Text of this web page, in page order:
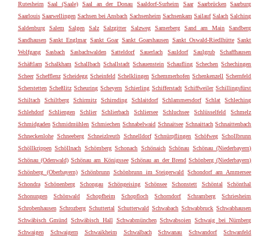
Rutesheim
Saal (Saale) Saal an der Donau Saaldorf-Surheim Saar Saarbrücken
Saarburg
Saarlouis Saarwellingen Sachsen bei Ansbach Sachsenheim Sachsenkam Sailauf Salach Salching
Saldenburg
Salem Salgen Salz Salzgitter Salzweg Samerberg Sand am Main
Sandberg
Sandhausen Sankt Englmar Sankt Goar Sankt Goarshausen Sankt Oswald-Riedlhütte Sankt
Wolfgang
Sasbach Sasbachwalden Satteldorf Sauerlach Sauldorf Saulgrub
Schaffhausen
Schäftlarn Schalkham Schallbach Schallstadt Schauenstein Schaufling Schechen Schechingen
Scheer Schefflenz Scheidegg Scheinfeld Schelklingen Schemmerhofen Schenkenzell Schernfeld
Scherstetten Scheßlitz Scheuring Scheyern Schierling Schifferstadt Schiffweiler Schillingsfürst
Schiltach
Schiltberg Schirmitz Schirnding Schlaitdorf Schlammersdorf Schlat
Schleching
Schlehdorf
Schliengen Schlier Schlierbach Schliersee Schluchsee Schlüsselfeld
Schmelz
Schmidgaden Schmidmühlen Schmiechen Schnabelwaid Schnaitsee Schnaittach Schnaittenbach
Schneckenlohe Schneeberg Schneizlreuth Schnelldorf Schnürpflingen Schöfweg Schollbrunn
Schöllkrippen Schöllnach Schömberg Schonach Schönaich Schönau Schönau (Niederbayern)
Schönau (Odenwald) Schönau am Königssee Schönau an der Brend Schönberg (Niederbayern)
Schönberg (Oberbayern) Schönbrunn Schönbrunn im Steigerwald Schondorf am Ammersee
Schondra
Schönenberg Schongau Schöngeising Schönsee Schonstett Schöntal
Schönthal
Schonungen
Schönwald Schopfheim Schopfloch Schorndorf Schramberg
Schriesheim
Schrobenhausen Schrozberg Schuttertal Schutterwald Schwabach Schwabbruck Schwabhausen
Schwäbisch Gmünd Schwäbisch Hall Schwabmünchen Schwabsoien Schwaig bei Nürnberg
Schwaigen
Schwaigern Schwaikheim Schwalbach Schwanau Schwandorf Schwanfeld